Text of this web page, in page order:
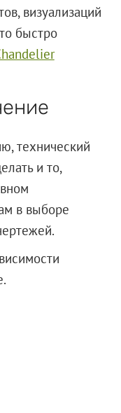
визуализаций
быстро
технический
и то,
в выборе